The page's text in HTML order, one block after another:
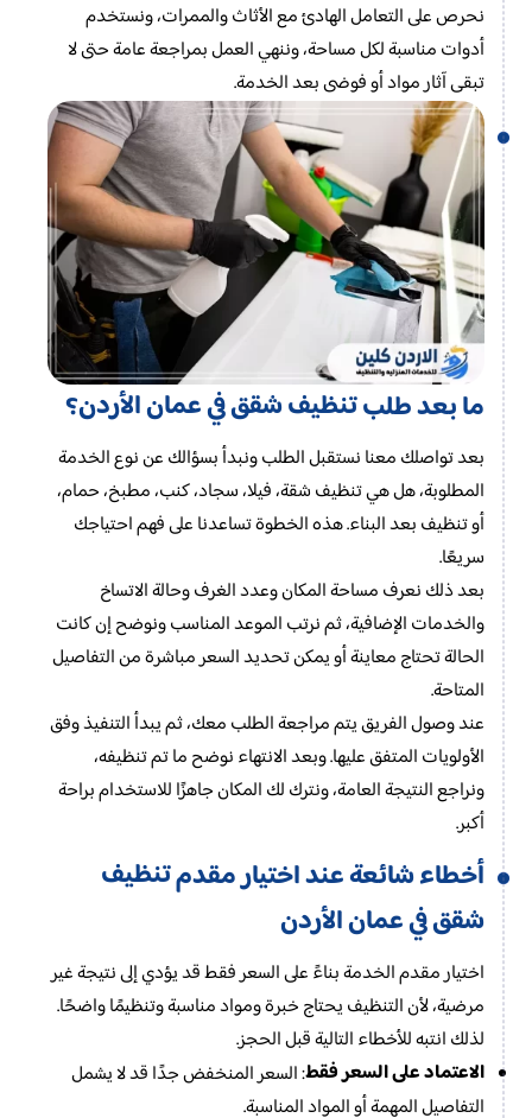
نحرص على التعامل الهادئ مع الأثاث والممرات، ونستخدم
أدوات مناسبة لكل مساحة، وننهي العمل بمراجعة عامة حتى لا
تبقى آثار مواد أو فوضى بعد الخدمة.
ما بعد طلبتنظيف شقق في عمان الأردن؟
بعد تواصلك معنا نستقبل الطلب ونبدأ بسؤالك عن نوع الخدمة
المطلوبة، هل هي تنظيف شقة، فيلا، سجاد، كنب، مطبخ، حمام،
أو تنظيف بعد البناء. هذه الخطوة تساعدنا على فهم احتياجك
سريعًا.
بعد ذلك نعرف مساحة المكان وعدد الغرف وحالة الاتساخ
والخدمات الإضافية، ثم نرتب الموعد المناسب ونوضح إن كانت
الحالة تحتاج معاينة أو يمكن تحديد السعر مباشرة من التفاصيل
المتاحة.
عند وصول الفريق يتم مراجعة الطلب معك، ثم يبدأ التنفيذ وفق
الأولويات المتفق عليها. وبعد الانتهاء نوضح ما تم تنظيفه،
ونراجع النتيجة العامة، ونترك لك المكان جاهزًا للاستخدام براحة
أكبر.
أخطاء شائعة عند اختيار مقدمتنظيف
شقق في عمان الأردن
اختيار مقدم الخدمة بناءً على السعر فقط قد يؤدي إلى نتيجة غير
مرضية، لأن التنظيف يحتاج خبرة ومواد مناسبة وتنظيمًا واضحًا.
لذلك انتبه للأخطاء التالية قبل الحجز.
الاعتماد على السعر فقط: السعر المنخفض جدًا قد لا يشمل
التفاصيل المهمة أو المواد المناسبة.